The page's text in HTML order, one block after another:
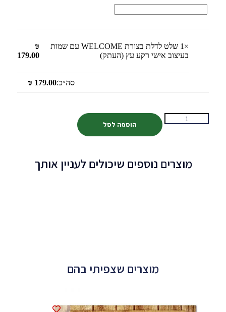
×1
שלט לדלת בצורת WELCOME עם שמות
בעיצוב אישי רקע עץ (העתק)
₪
179.00
סה״כ: ₪ 179.00
הוספה לסל
מוצרים נוספים שיכולים לעניין אותך
מוצרים שצפיתי בהם